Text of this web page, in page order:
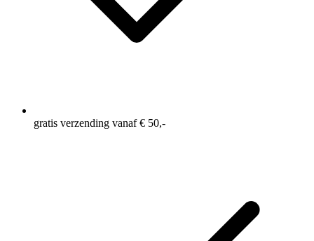
gratis verzending vanaf € 50,-